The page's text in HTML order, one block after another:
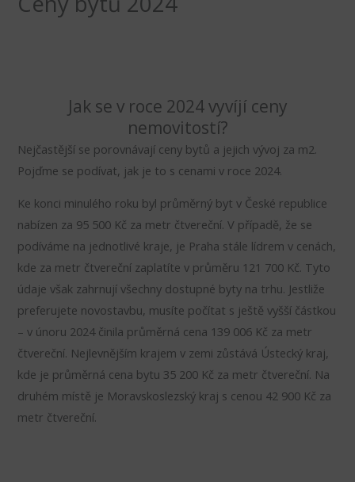
Jak se v roce 2024 vyvíjí ceny
nemovitostí?
Nejčastější se porovnávají ceny bytů a jejich vývoj za m2.
Pojďme se podívat, jak je to s cenami v roce 2024.
Ke konci minulého roku byl průměrný byt v České republice
nabízen za 95 500 Kč za metr čtvereční. V případě, že se
podíváme na jednotlivé kraje, je Praha stále lídrem v cenách,
kde za metr čtvereční zaplatíte v průměru 121 700 Kč. Tyto
údaje však zahrnují všechny dostupné byty na trhu. Jestliže
preferujete novostavbu, musíte počítat s ještě vyšší částkou
– v únoru 2024 činila průměrná cena 139 006 Kč za metr
čtvereční. Nejlevnějším krajem v zemi zůstává Ústecký kraj,
kde je průměrná cena bytu 35 200 Kč za metr čtvereční. Na
druhém místě je Moravskoslezský kraj s cenou 42 900 Kč za
metr čtvereční.